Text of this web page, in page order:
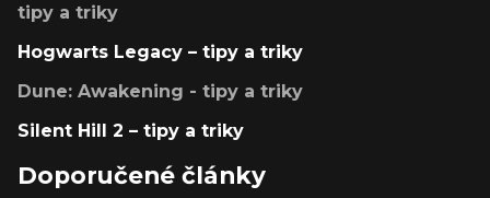
tipy a triky
Hogwarts Legacy – tipy a triky
Dune: Awakening - tipy a triky
Silent Hill 2 – tipy a triky
Doporučené články